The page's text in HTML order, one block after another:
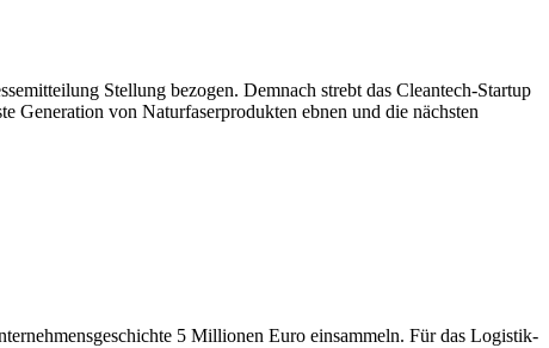
Stellung bezogen. Demnach strebt das Cleantech-Startup
Generation von Naturfaserprodukten ebnen und die nächsten
5 Millionen Euro einsammeln. Für das Logistik-